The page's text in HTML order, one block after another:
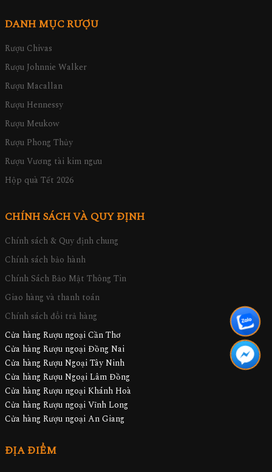
DANH MỤC RƯỢU
Rượu Chivas
Rượu Johnnie Walker
Rượu Macallan
Rượu Hennessy
Rượu Meukow
Rượu Phong Thủy
Rượu Vương tài kim ngưu
Hộp quà Tết 2026
CHÍNH SÁCH VÀ QUY ĐỊNH
Chính sách & Quy định chung
Chính sách bảo hành
Chính Sách Bảo Mật Thông Tin
Giao hàng và thanh toán
Chính sách đổi trả hàng
Cửa hàng Rượu ngoại Cần Thơ
Cửa hàng Rượu ngoại Đồng Nai
Cửa hàng Rượu Ngoại Tây Ninh
Cửa hàng Rượu Ngoại Lâm Đồng
Cửa hàng Rượu ngoại Khánh Hoà
Cửa hàng Rượu ngoại Vĩnh Long
Cửa hàng Rượu ngoại An Giang
ĐỊA ĐIỂM